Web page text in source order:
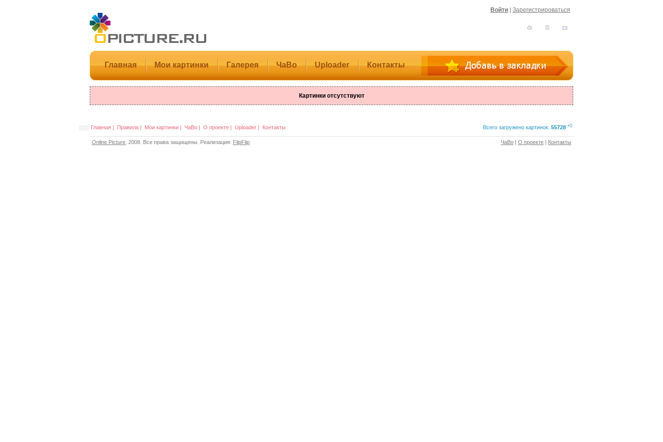
Войти Зарегистрироваться
Главная Мои картинки Галерея ЧаВо Uploader Контакты
Картинки отсутствуют
Всего загружено картинок: 55728 +0
Главная | Правила | Мои картинки | ЧаВо | О проекте | Uploader | Контакты
ЧаВо | О проекте | Контакты
Online Picture , 2008. Все права защищены. Реализация: FlipFlip